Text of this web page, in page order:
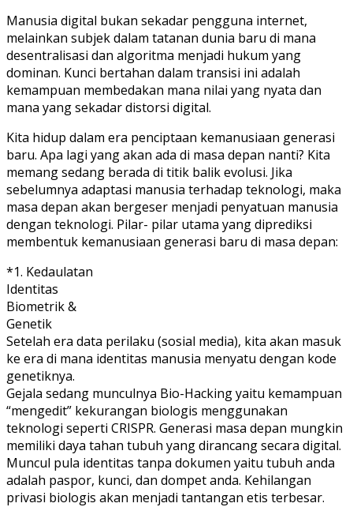
Manusia digital bukan sekadar pengguna internet,
melainkan subjek dalam tatanan dunia baru di mana
desentralisasi dan algoritma menjadi hukum yang
dominan. Kunci bertahan dalam transisi ini adalah
kemampuan membedakan mana nilai yang nyata dan
mana yang sekadar distorsi digital.
Kita hidup dalam era penciptaan kemanusiaan generasi
baru. Apa lagi yang akan ada di masa depan nanti? Kita
memang sedang berada di titik balik evolusi. Jika
sebelumnya adaptasi manusia terhadap teknologi, maka
masa depan akan bergeser menjadi penyatuan manusia
dengan teknologi. Pilar- pilar utama yang diprediksi
membentuk kemanusiaan generasi baru di masa depan:
*1. Kedaulatan
Identitas
Biometrik &
Genetik
Setelah era data perilaku (sosial media), kita akan masuk
ke era di mana identitas manusia menyatu dengan kode
genetiknya.
Gejala sedang munculnya Bio-Hacking yaitu kemampuan
“mengedit” kekurangan biologis menggunakan
teknologi seperti CRISPR. Generasi masa depan mungkin
memiliki daya tahan tubuh yang dirancang secara digital.
Muncul pula identitas tanpa dokumen yaitu tubuh anda
adalah paspor, kunci, dan dompet anda. Kehilangan
privasi biologis akan menjadi tantangan etis terbesar.